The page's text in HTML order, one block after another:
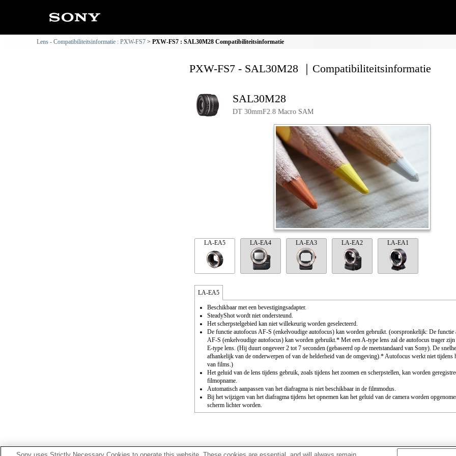
Lens - Compatibiliteitsinformatie : PXW-FS7 PXW-FS7 : SAL30M28 Compatibiliteitsinformatie
PXW-FS7 - SAL30M28 ｜Compatibiliteitsinformatie
SAL30M28
DT 30mmF2.8 Macro SAM
LA-EA5 LA-EA4 LA-EA3 LA-EA2 LA-EA1
LA-EA5
Beschikbaar met een bevestigingsadapter.
SteadyShot wordt niet ondersteund.
Het scherpstelgebied kan niet willekeurig worden geselecteerd.
De functie autofocus AF-S (enkelvoudige autofocus) kan worden gebruikt. (oorspronkelijk: De functie
AF-S (enkelvoudige autofocus) kan worden gebruikt.* Met een A-type lens zal de autofocus trager zijn
E-type lens. (Hij duurt ongeveer 2 tot 7 seconden (gebaseerd op de meetstandaard van Sony). De
afhankelijk van de onderwerpen of van de helderheid van de omgeving).* Autofocus werkt niet tijdens
van films.)
Het geluid van de lens tijdens gebruik, zoals tijdens het zoomen en scherpstellen, kan worden
filmopname.
Automatisch aanpassen van het diafragma is niet beschikbaar in de filmmodus.
Bij het wijzigen van het diafragma tijdens het opnemen kan het geluid van de camera worden
scherm lichter worden.